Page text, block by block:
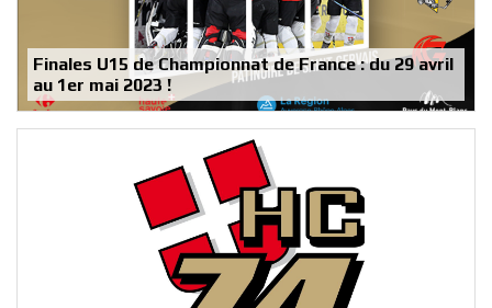
Finales U15 de Championnat de France : du 29 avril
au 1er mai 2023 !